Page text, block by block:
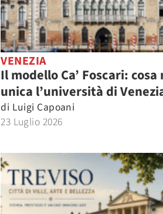
VENEZIA
Il modello Ca’ Foscari: cosa
unica l’università di
di Luigi Capoani
23 Luglio 2026